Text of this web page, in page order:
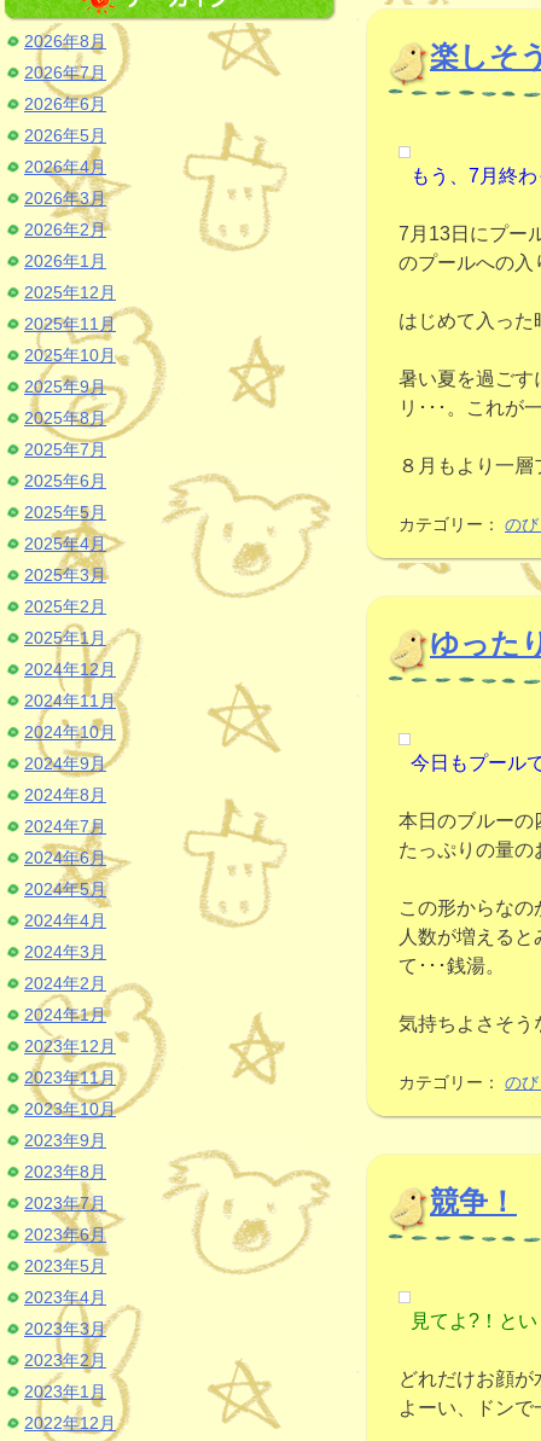
楽しそ
もう、7月終
7月13日にプー
のプールへの入
はじめて入っ
暑い夏を過ごす
リ･･･。これが
８月もより一
カテゴリー： の
ゆった
今日もプール
本日のブルーの
たっぷりの量の
この形からな
人数が増える
て･･･銭湯。
気持ちよさそう
カテゴリー： の
競争！
見てよ?！と
どれだけお顔
よーい、ドン
2026年8月
2026年7月
2026年6月
2026年5月
2026年4月
2026年3月
2026年2月
2026年1月
2025年12月
2025年11月
2025年10月
2025年9月
2025年8月
2025年7月
2025年6月
2025年5月
2025年4月
2025年3月
2025年2月
2025年1月
2024年12月
2024年11月
2024年10月
2024年9月
2024年8月
2024年7月
2024年6月
2024年5月
2024年4月
2024年3月
2024年2月
2024年1月
2023年12月
2023年11月
2023年10月
2023年9月
2023年8月
2023年7月
2023年6月
2023年5月
2023年4月
2023年3月
2023年2月
2023年1月
2022年12月